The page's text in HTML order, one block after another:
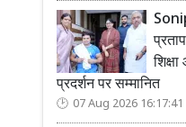
प्रदर्शन पर सम्मानित
07 Aug 2026 16:17:41